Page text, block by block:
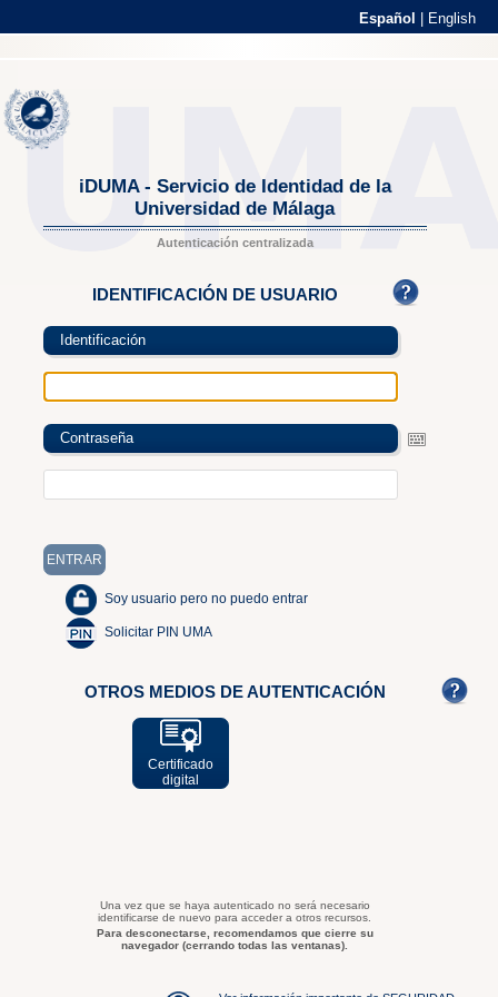
Español English
iDUMA - Servicio de Identidad de la
Universidad de Málaga
Autenticación centralizada
IDENTIFICACIÓN DE USUARIO
Identificación
Contraseña
Soy usuario pero no puedo entrar
Solicitar PIN UMA
OTROS MEDIOS DE AUTENTICACIÓN
Certificado
digital
Una vez que se haya autenticado no será necesario
identificarse de nuevo para acceder a otros recursos.
Para desconectarse, recomendamos que cierre su
navegador (cerrando todas las ventanas).